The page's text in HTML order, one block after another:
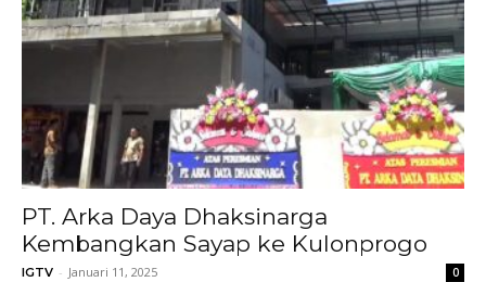
PT. Arka Daya Dhaksinarga
Kembangkan Sayap ke Kulonprogo
IGTV - Januari 11, 2025 0